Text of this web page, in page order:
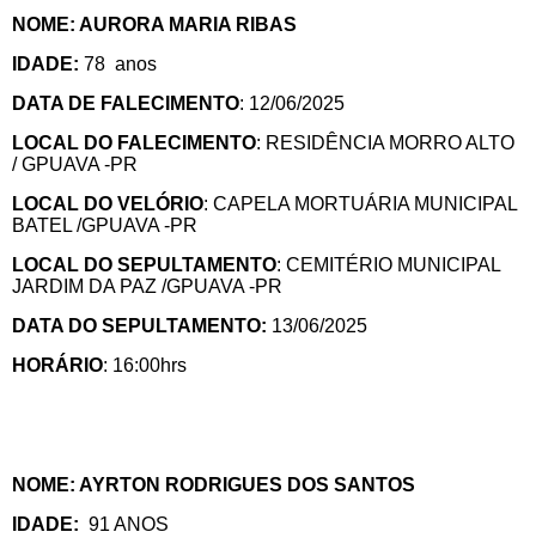
NOME: AURORA MARIA RIBAS
IDADE: 78 anos
DATA DE FALECIMENTO: 12/06/2025
LOCAL DO FALECIMENTO: RESIDÊNCIA MORRO ALTO
/ GPUAVA -PR
LOCAL DO VELÓRIO: CAPELA MORTUÁRIA MUNICIPAL
BATEL /GPUAVA -PR
LOCAL DO SEPULTAMENTO: CEMITÉRIO MUNICIPAL
JARDIM DA PAZ /GPUAVA -PR
DATA DO SEPULTAMENTO: 13/06/2025
HORÁRIO: 16:00hrs
NOME: AYRTON RODRIGUES DOS SANTOS
IDADE: 91 ANOS